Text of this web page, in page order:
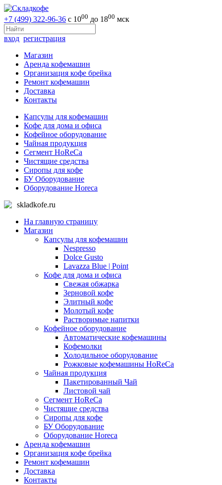
+7 (499) 322-96-36 с 1000 до 1800 мск
вход регистрация
Магазин
Аренда кофемашин
Организация кофе брейка
Ремонт кофемашин
Доставка
Контакты
Капсулы для кофемашин
Кофе для дома и офиса
Кофейное оборудование
Чайная продукция
Сегмент HoReCa
Чистящие средства
Сиропы для кофе
БУ Оборудование
Оборудование Horeca
skladkofe.ru
На главную страницу
Магазин
Капсулы для кофемашин
Nespresso
Dolce Gusto
Lavazza Blue | Point
Кофе для дома и офиса
Свежая обжарка
Зерновой кофе
Элитный кофе
Молотый кофе
Растворимые напитки
Кофейное оборудование
Автоматические кофемашины
Кофемолки
Холодильное оборудование
Рожковые кофемашины HoReCa
Чайная продукция
Пакетированный Чай
Листовой чай
Сегмент HoReCa
Чистящие средства
Сиропы для кофе
БУ Оборудование
Оборудование Horeca
Аренда кофемашин
Организация кофе брейка
Ремонт кофемашин
Доставка
Контакты